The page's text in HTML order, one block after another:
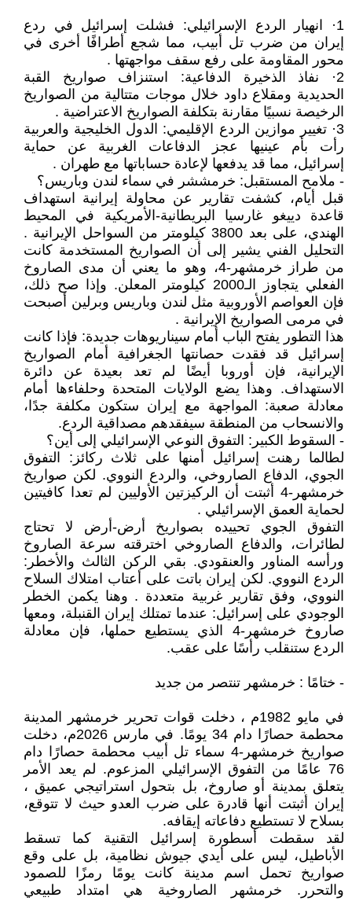
1· انهيار الردع الإسرائيلي: فشلت إسرائيل في ردع
إيران من ضرب تل أبيب، مما شجع أطرافًا أخرى في
محور المقاومة على رفع سقف مواجهتها .
2· نفاذ الذخيرة الدفاعية: استنزاف صواريخ القبة
الحديدية ومقلاع داود خلال موجات متتالية من الصواريخ
الرخيصة نسبيًا مقارنة بتكلفة الصواريخ الاعتراضية .
3· تغيير موازين الردع الإقليمي: الدول الخليجية والعربية
رأت بأم عينيها عجز الدفاعات الغربية عن حماية
إسرائيل، مما قد يدفعها لإعادة حساباتها مع طهران .
- ملامح المستقبل: خرمششر في سماء لندن وباريس؟
قبل أيام، كشفت تقارير عن محاولة إيرانية استهداف
قاعدة دييغو غارسيا البريطانية-الأمريكية في المحيط
الهندي، على بعد 3800 كيلومتر من السواحل الإيرانية .
التحليل الفني يشير إلى أن الصواريخ المستخدمة كانت
من طراز خرمشهر-4، وهو ما يعني أن مدى الصاروخ
الفعلي يتجاوز الـ2000 كيلومتر المعلن. وإذا صح ذلك،
فإن العواصم الأوروبية مثل لندن وباريس وبرلين أصبحت
في مرمى الصواريخ الإيرانية .
هذا التطور يفتح الباب أمام سيناريوهات جديدة: فإذا كانت
إسرائيل قد فقدت حصانتها الجغرافية أمام الصواريخ
الإيرانية، فإن أوروبا أيضًا لم تعد بعيدة عن دائرة
الاستهداف. وهذا يضع الولايات المتحدة وحلفاءها أمام
معادلة صعبة: المواجهة مع إيران ستكون مكلفة جدًا،
والانسحاب من المنطقة سيفقدهم مصداقية الردع.
- السقوط الكبير: التفوق النوعي الإسرائيلي إلى أين؟
لطالما رهنت إسرائيل أمنها على ثلاث ركائز: التفوق
الجوي، الدفاع الصاروخي، والردع النووي. لكن صواريخ
خرمشهر-4 أثبتت أن الركيزتين الأوليين لم تعدا كافيتين
لحماية العمق الإسرائيلي .
التفوق الجوي تحييده بصواريخ أرض-أرض لا تحتاج
لطائرات، والدفاع الصاروخي اخترقته سرعة الصاروخ
ورأسه المناور والعنقودي. بقي الركن الثالث والأخطر:
الردع النووي. لكن إيران باتت على أعتاب امتلاك السلاح
النووي، وفق تقارير غربية متعددة . وهنا يكمن الخطر
الوجودي على إسرائيل: عندما تمتلك إيران القنبلة، ومعها
صاروخ خرمشهر-4 الذي يستطيع حملها، فإن معادلة
الردع ستنقلب رأسًا على عقب.
- ختامًا : خرمشهر تنتصر من جديد
في مايو 1982م ، دخلت قوات تحرير خرمشهر المدينة
محطمة حصارًا دام 34 يومًا. في مارس 2026م، دخلت
صواريخ خرمشهر-4 سماء تل أبيب محطمة حصارًا دام
76 عامًا من التفوق الإسرائيلي المزعوم. لم يعد الأمر
يتعلق بمدينة أو صاروخ، بل بتحول استراتيجي عميق ،
إيران أثبتت أنها قادرة على ضرب العدو حيث لا تتوقع،
بسلاح لا تستطيع دفاعاته إيقافه.
لقد سقطت أسطورة إسرائيل التقنية كما تسقط
الأباطيل، ليس على أيدي جيوش نظامية، بل على وقع
صواريخ تحمل اسم مدينة كانت يومًا رمزًا للصمود
والتحرر. خرمشهر الصاروخية هي امتداد طبيعي